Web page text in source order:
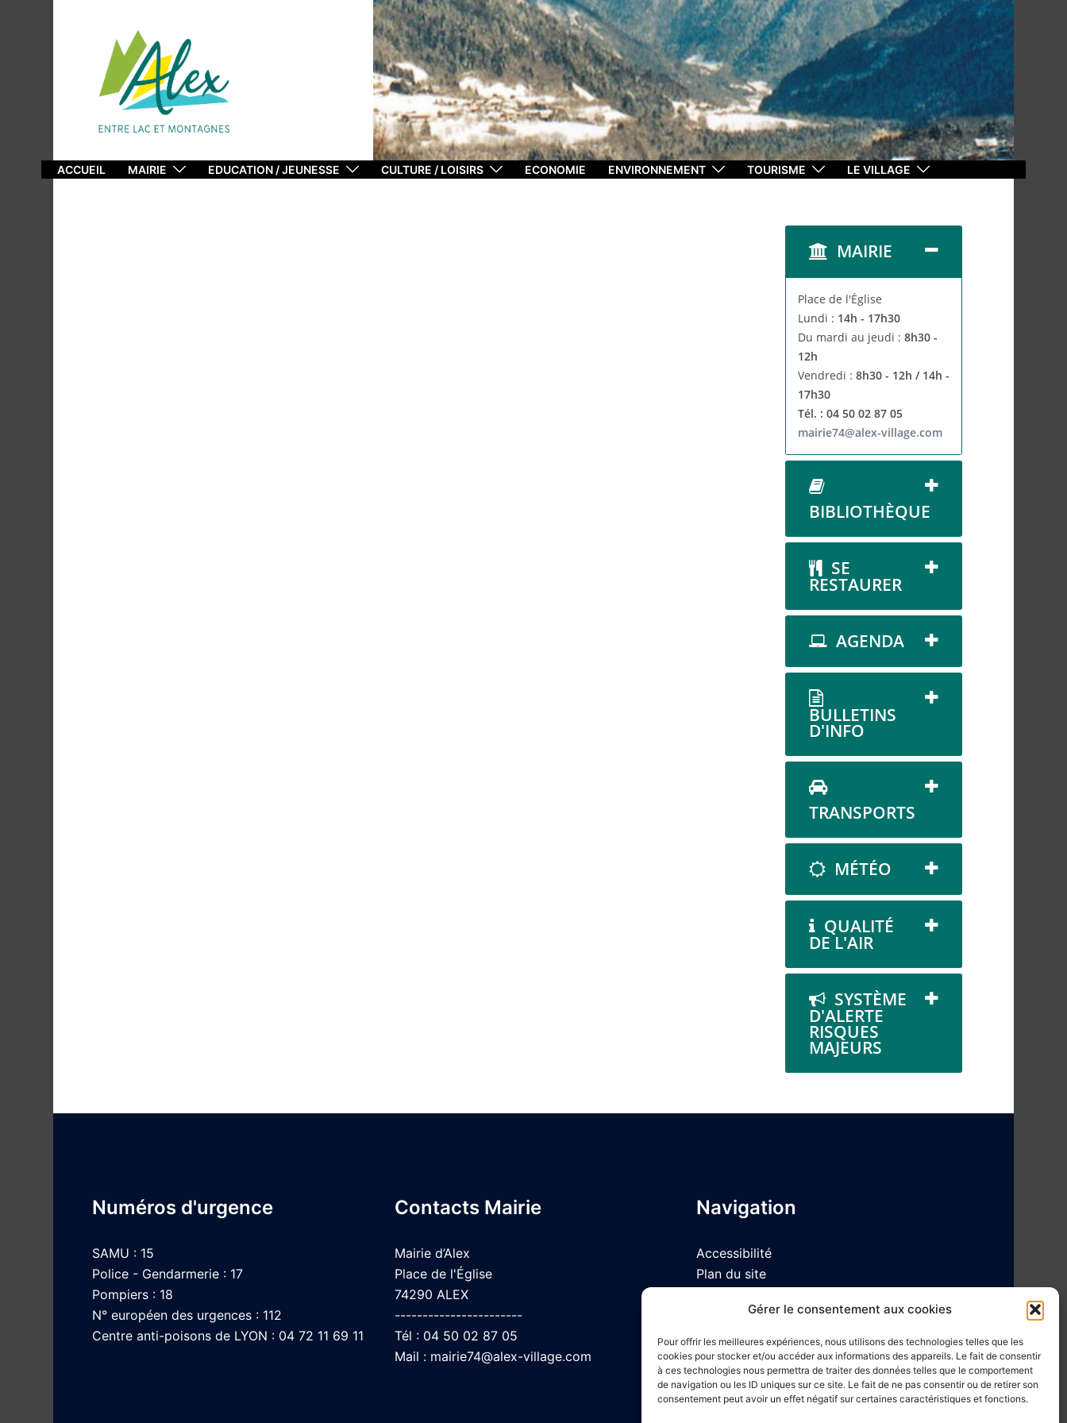
Gérer le consentement aux cookies
Pour offrir les meilleures expériences, nous utilisons des technologies telles que les
cookies pour stocker et/ou accéder aux informations des appareils. Le fait de consentir
à ces technologies nous permettra de traiter des données telles que le comportement
de navigation ou les ID uniques sur ce site. Le fait de ne pas consentir ou de retirer son
consentement peut avoir un effet négatif sur certaines caractéristiques et fonctions.
ACCUEIL MAIRIE EDUCATION / JEUNESSE CULTURE / LOISIRS ECONOMIE ENVIRONNEMENT TOURISME LE VILLAGE
MAIRIE
Place de l'Église
Lundi : 14h - 17h30
Du mardi au jeudi : 8h30 -
12h
Vendredi : 8h30 - 12h / 14h -
17h30
Tél. : 04 50 02 87 05
mairie74@alex-village.com
BIBLIOTHÈQUE
SE
RESTAURER
AGENDA
BULLETINS
D'INFO
TRANSPORTS
MÉTÉO
QUALITÉ
DE L'AIR
SYSTÈME
D'ALERTE
RISQUES
MAJEURS
Numéros d'urgence
SAMU : 15
Police - Gendarmerie : 17
Pompiers : 18
N° européen des urgences : 112
Centre anti-poisons de LYON : 04 72 11 69 11
Contacts Mairie
Mairie d’Alex
Place de l'Église
74290 ALEX
-----------------------
Tél : 04 50 02 87 05
Mail : mairie74@alex-village.com
Navigation
Accessibilité
Plan du site
confidentialité